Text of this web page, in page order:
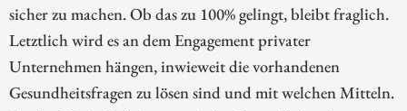
sicher zu machen. Ob das zu 100% gelingt, bleibt fraglich.
Letztlich wird es an dem Engagement privater
Unternehmen hängen, inwieweit die vorhandenen
Gesundheitsfragen zu lösen sind und mit welchen Mitteln.